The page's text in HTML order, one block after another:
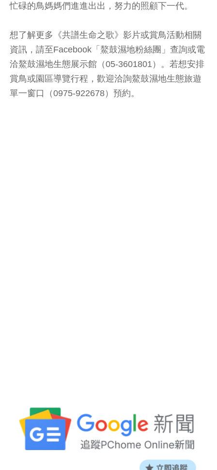
忙碌的鳥媽媽們進進出出，努力的照顧下一代。
想了解更多《共譜生命之歌》影片或賞鳥活動相關
資訊，請至Facebook「鰲鼓濕地粉絲團」查詢或電
洽鰲鼓濕地生態展示館（05-3601801）。若想安排
賞鳥或園區導覽行程，歡迎洽詢鰲鼓濕地生態旅遊
單一窗口（0975-922678）預約。